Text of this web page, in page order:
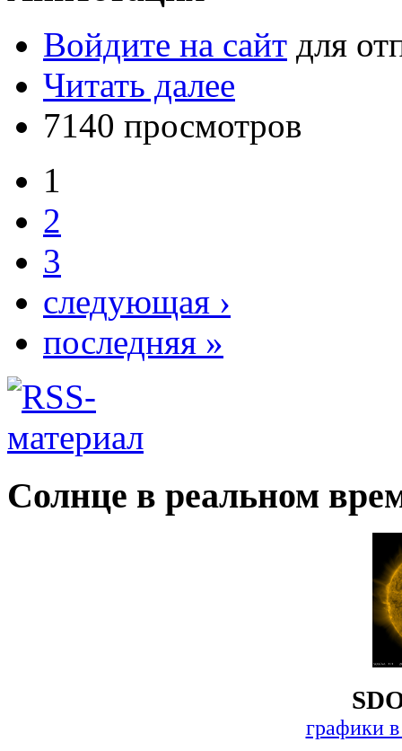
Войдите на сайт для
Читать далее
7140 просмотров
1
2
3
следующая ›
последняя »
Солнце в реальном
графики